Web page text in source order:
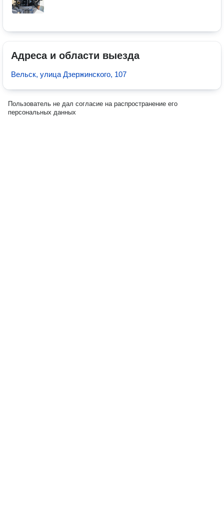
Адреса и области выезда
Вельск, улица Дзержинского, 107
Пользователь не дал согласие на распространение его
персональных данных